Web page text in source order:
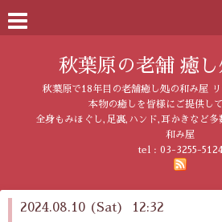
秋葉原の老舗 癒
秋葉原で18年目の老舗癒し処の和み屋
本物の癒しを皆様にご提供し
全身もみほぐし,足裏,ハンド,耳かきなど多
和み屋
tel : 03-3255-
2024.08.10 (Sat) 12:32